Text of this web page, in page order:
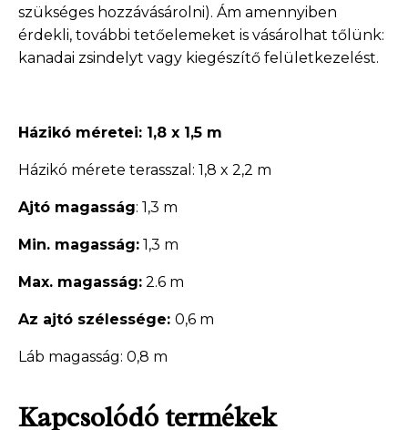
szükséges hozzávásárolni). Ám amennyiben
érdekli, további tetőelemeket is vásárolhat tőlünk:
kanadai zsindelyt vagy kiegészítő felületkezelést.
Házikó méretei: 1,8 x 1,5 m
Házikó mérete terasszal: 1,8 x 2,2 m
Ajtó magasság: 1,3 m
Min. magasság: 1,3 m
Max. magasság: 2.6 m
Az ajtó szélessége: 0,6 m
Láb magasság: 0,8 m
Kapcsolódó termékek